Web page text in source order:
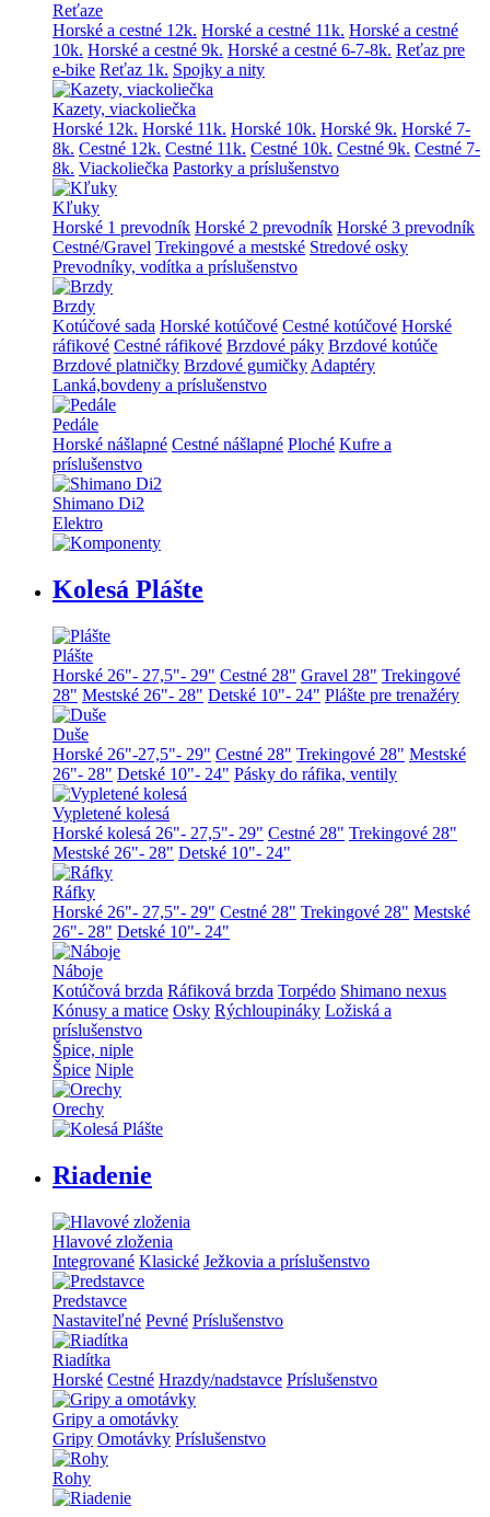
Reťaze
Horské a cestné 12k. Horské a cestné 11k. Horské a cestné
10k. Horské a cestné 9k. Horské a cestné 6-7-8k. Reťaz pre
e-bike Reťaz 1k. Spojky a nity
Kazety, viackoliečka
Horské 12k. Horské 11k. Horské 10k. Horské 9k. Horské 7-
8k. Cestné 12k. Cestné 11k. Cestné 10k. Cestné 9k. Cestné 7-
8k. Viackoliečka Pastorky a príslušenstvo
Kľuky
Horské 1 prevodník Horské 2 prevodník Horské 3 prevodník
Cestné/Gravel Trekingové a mestské Stredové osky
Prevodníky, vodítka a príslušenstvo
Brzdy
Kotúčové sada Horské kotúčové Cestné kotúčové Horské
ráfikové Cestné ráfikové Brzdové páky Brzdové kotúče
Brzdové platničky Brzdové gumičkyAdaptéry
Lanká,bovdeny a príslušenstvo
Pedále
Horské nášlapné Cestné nášlapné Ploché Kufre a
príslušenstvo
Shimano Di2
Elektro
Kolesá Plášte
Plášte
Horské 26"- 27,5"- 29" Cestné 28" Gravel 28" Trekingové
28" Mestské 26"- 28" Detské 10"- 24" Plášte pre trenažéry
Duše
Horské 26"-27,5"- 29" Cestné 28" Trekingové 28" Mestské
26"- 28" Detské 10"- 24" Pásky do ráfika, ventily
Vypletené kolesá
Horské kolesá 26"- 27,5"- 29" Cestné 28" Trekingové 28"
Mestské 26"- 28" Detské 10"- 24"
Ráfky
Horské 26"- 27,5"- 29" Cestné 28" Trekingové 28" Mestské
26"- 28" Detské 10"- 24"
Náboje
Kotúčová brzda Ráfiková brzda Torpédo Shimano nexus
Kónusy a matice Osky Rýchloupináky Ložiská a
príslušenstvo
Špice, niple
Špice Niple
Orechy
Riadenie
Hlavové zloženia
Integrované Klasické Ježkovia a príslušenstvo
Predstavce
Nastaviteľné Pevné Príslušenstvo
Riadítka
Horské Cestné Hrazdy/nadstavce Príslušenstvo
Gripy a omotávky
Gripy Omotávky Príslušenstvo
Rohy